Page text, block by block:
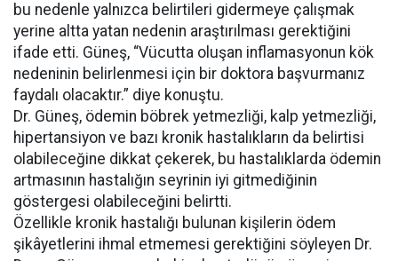
bu nedenle yalnızca belirtileri gidermeye çalışmak
yerine altta yatan nedenin araştırılması gerektiğini
ifade etti. Güneş, “Vücutta oluşan inflamasyonun kök
nedeninin belirlenmesi için bir doktora başvurmanız
faydalı olacaktır.” diye konuştu.
Dr. Güneş, ödemin böbrek yetmezliği, kalp yetmezliği,
hipertansiyon ve bazı kronik hastalıkların da belirtisi
olabileceğine dikkat çekerek, bu hastalıklarda ödemin
artmasının hastalığın seyrinin iyi gitmediğinin
göstergesi olabileceğini belirtti.
Özellikle kronik hastalığı bulunan kişilerin ödem
şikâyetlerini ihmal etmemesi gerektiğini söyleyen Dr.